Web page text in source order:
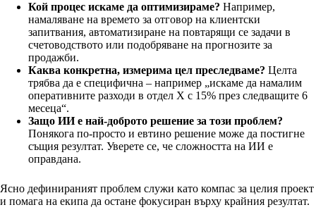
Кой процес искаме да оптимизираме? Например,
намаляване на времето за отговор на клиентски
запитвания, автоматизиране на повтарящи се задачи в
счетоводството или подобряване на прогнозите за
продажби.
Каква конкретна, измерима цел преследваме? Целта
трябва да е специфична – например „искаме да намалим
оперативните разходи в отдел Х с 15% през следващите 6
месеца“.
Защо ИИ е най-доброто решение за този проблем?
Понякога по-просто и евтино решение може да постигне
същия резултат. Уверете се, че сложността на ИИ е
оправдана.
Ясно дефинираният проблем служи като компас за целия проект
и помага на екипа да остане фокусиран върху крайния резултат.